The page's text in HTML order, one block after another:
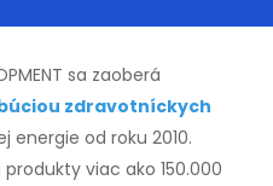
sa zaoberá
zdravotníckych
energie od roku 2010.
viac ako 150.000